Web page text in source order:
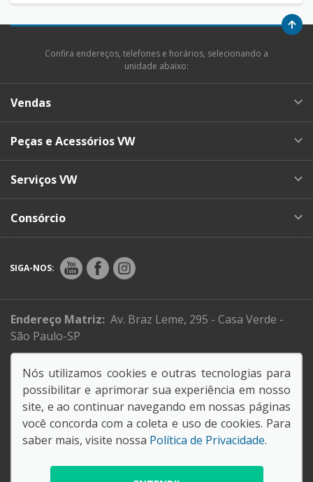
Confira endereços, telefones e horários, selecionando a
unidade abaixo:
Vendas
Peças e Acessórios VW
Serviços VW
Consórcio
SIGA-NOS:
Endereço Matriz: Av. Braz Leme, 295 - Casa Verde -
São Paulo-SP
Sistema de informações de Créditos (SCR)
Código de Conduta e Ética
61.088.795/0001-26
SORANA COMERCIAL E IMPORTADORA LTDA
Nós utilizamos cookies e outras tecnologias para
possibilitar e aprimorar sua experiência em nosso
site, e ao continuar navegando em nossas páginas
você concorda com a coleta e uso de cookies. Para
saber mais, visite nossa Política de Privacidade.